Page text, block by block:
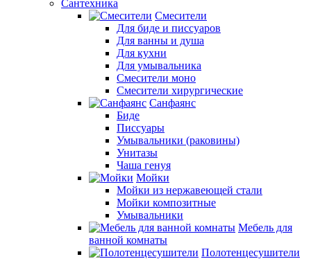
Сантехника
Смесители
Для биде и писсуаров
Для ванны и душа
Для кухни
Для умывальника
Смесители моно
Смесители хирургические
Санфаянс
Биде
Писсуары
Умывальники (раковины)
Унитазы
Чаша генуя
Мойки
Мойки из нержавеющей стали
Мойки композитные
Умывальники
Мебель для
ванной комнаты
Полотенцесушители